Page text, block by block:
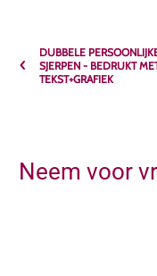
DUBBELE
SJERPEN - BEDRUKT
TEKST+GRAFIEK
Neem voor